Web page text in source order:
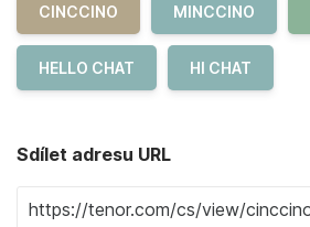
CINCCINO MINCCINO
HELLO CHAT HI CHAT
Sdílet adresu URL